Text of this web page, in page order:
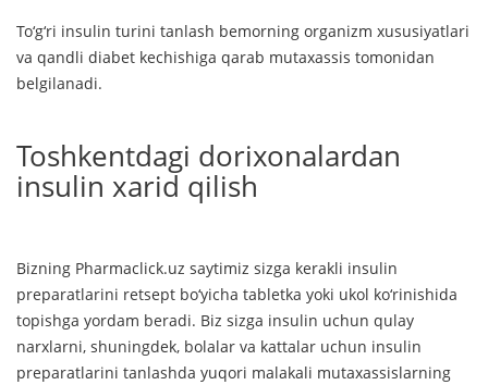
To‘g‘ri insulin turini tanlash bemorning organizm xususiyatlari
va qandli diabet kechishiga qarab mutaxassis tomonidan
belgilanadi.
Toshkentdagi dorixonalardan
insulin xarid qilish
Bizning Pharmaclick.uz saytimiz sizga kerakli insulin
preparatlarini retsept bo‘yicha tabletka yoki ukol ko‘rinishida
topishga yordam beradi. Biz sizga insulin uchun qulay
narxlarni, shuningdek, bolalar va kattalar uchun insulin
preparatlarini tanlashda yuqori malakali mutaxassislarning